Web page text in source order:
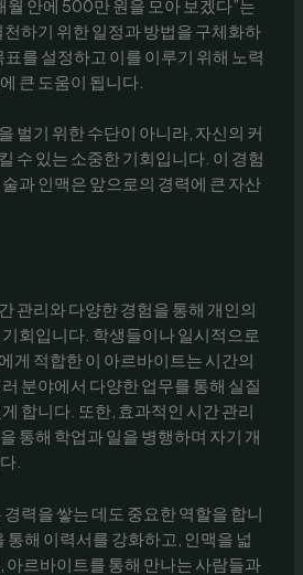
안에 500만 원을 모아 보겠다”는
하기 위한 일정과 방법을 구체화하
를 설정하고 이를 이루기 위해 노력
큰 도움이 됩니다.
벌기 위한 수단이 아니라, 자신의 커
수 있는 소중한 기회입니다. 이 경험
과 인맥은 앞으로의 경력에 큰 자산
관리와 다양한 경험을 통해 개인의
회입니다. 학생들이나 일시적으로
게 적합한 이 아르바이트는 시간의
분야에서 다양한 업무를 통해 실질
합니다. 또한, 효과적인 시간 관리
통해 학업과 일을 병행하며 자기 개
.
력을 쌓는 데도 중요한 역할을 합니
통해 이력서를 강화하고, 인맥을 넓
아르바이트를 통해 만나는 사람들과